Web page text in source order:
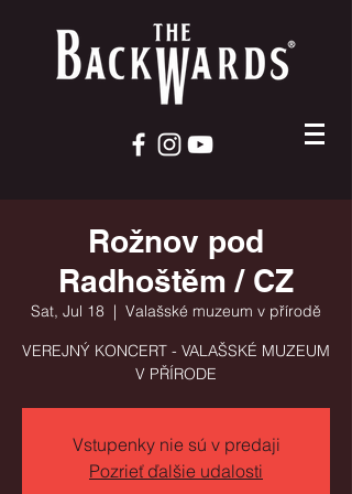
Rožnov pod
Radhoštěm / CZ
Sat, Jul 18
  |
Valašské muzeum v přírodě
VEREJNÝ KONCERT - VALAŠSKÉ MUZEUM
V PŘÍRODE
Vstupenky nie sú v predaji
Pozrieť ďalšie udalosti